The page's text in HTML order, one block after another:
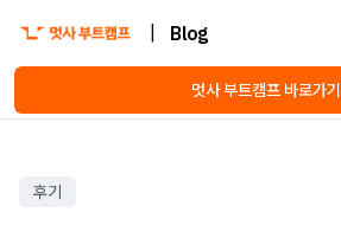
Blog
멋사 부트캠프 바로가기
후기